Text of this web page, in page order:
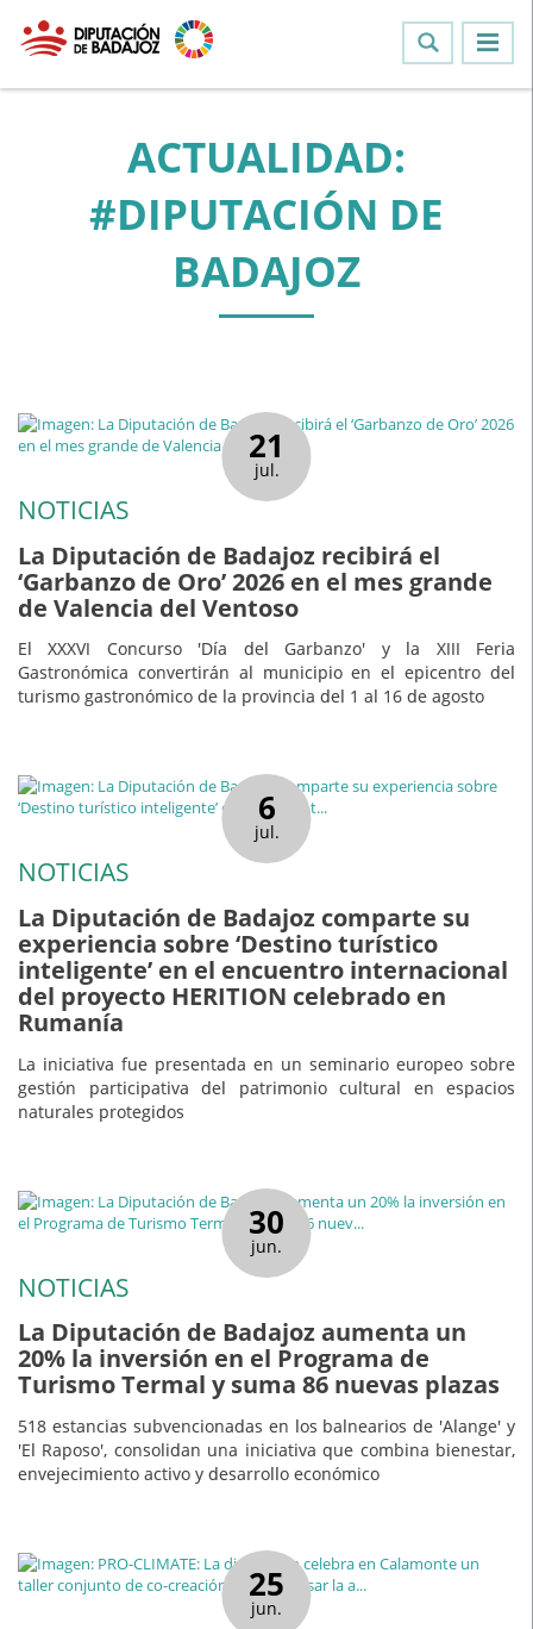
ACTUALIDAD:
#DIPUTACIÓN DE
BADAJOZ
21
jul.
NOTICIAS
La Diputación de Badajoz recibirá el
‘Garbanzo de Oro’ 2026 en el mes grande
de Valencia del Ventoso
El XXXVI Concurso 'Día del Garbanzo' y la XIII Feria
Gastronómica convertirán al municipio en el epicentro del
turismo gastronómico de la provincia del 1 al 16 de agosto
6
jul.
NOTICIAS
La Diputación de Badajoz comparte su
experiencia sobre ‘Destino turístico
inteligente’ en el encuentro internacional
del proyecto HERITION celebrado en
Rumanía
La iniciativa fue presentada en un seminario europeo sobre
gestión participativa del patrimonio cultural en espacios
naturales protegidos
30
jun.
NOTICIAS
La Diputación de Badajoz aumenta un
20% la inversión en el Programa de
Turismo Termal y suma 86 nuevas plazas
518 estancias subvencionadas en los balnearios de 'Alange' y
'El Raposo', consolidan una iniciativa que combina bienestar,
envejecimiento activo y desarrollo económico
25
jun.